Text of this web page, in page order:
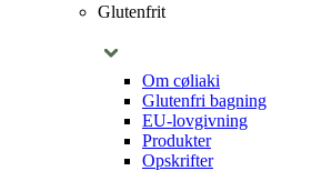
Glutenfrit
Om cøliaki
Glutenfri bagning
EU-lovgivning
Produkter
Opskrifter